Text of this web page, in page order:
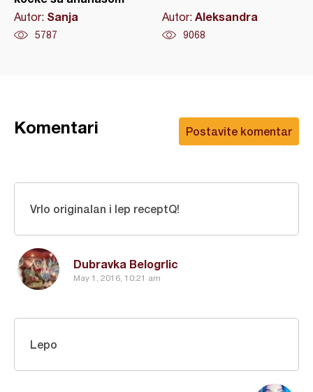
Autor: Sanja
5787
Autor: Aleksandra
9068
Postavite komentar
Komentari
Dubravka Belogrlic
May 1, 2016, 10:21 am
Vrlo originalan i lep receptQ!
Lepo